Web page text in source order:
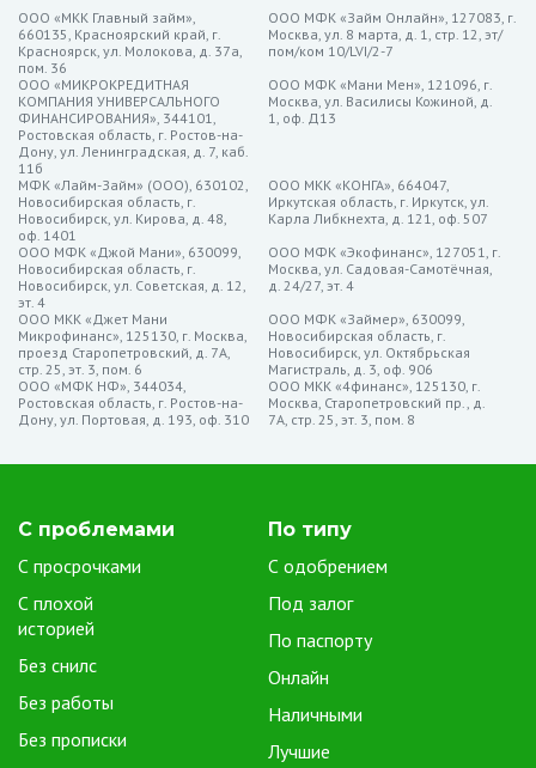
MoneyMan — до 30 000 рублей на срок до 21 дня, ставка от
0%
от 0%
Особенности займов на
кошелёк в Бердске
Моментальный доступ к средствам. Одним из ключевых
преимуществ микрозаймов на Qiwi является мгновенный доступ
к средствам. Сразу после одобрения заявки, необходимая
сумма переводится на Qiwi-кошелек заемщика.
Простота оформления через мобильное приложение.
Многие микрофинансовые организации предоставляют
возможность подачи заявки и получения микрозайма через
мобильное приложение, что делает процесс максимально
удобным.
Qiwi не требуется наличие банковской карты, что является
электронные кошельки.
Гибкость использования средств. Полученные на Qiwi-
кошелек средства можно легко использовать для онлайн-
платежей, оплаты услуг, покупок, а также для переводов другим
пользователям.
Безопасность электронных транзакций. Надежные
микрофинансовые компании обеспечивают высокий уровень
ООО «МКК Главный займ»,
660135, Красноярский край, г.
Красноярск, ул. Молокова, д. 37а,
пом. 36
ООО МФК «Займ Онлайн», 127083, г.
Москва, ул. 8 марта, д. 1, стр. 12, эт/
пом/ком 10/LVI/2-7
ООО «МИКРОКРЕДИТНАЯ
КОМПАНИЯ УНИВЕРСАЛЬНОГО
ФИНАНСИРОВАНИЯ», 344101,
Ростовская область, г. Ростов-на-
Дону, ул. Ленинградская, д. 7, каб.
11б
ООО МФК «Мани Мен», 121096, г.
Москва, ул. Василисы Кожиной, д.
1, оф. Д13
МФК «Лайм-Займ» (ООО), 630102,
Новосибирская область, г.
Новосибирск, ул. Кирова, д. 48,
оф. 1401
ООО МКК «КОНГА», 664047,
Иркутская область, г. Иркутск, ул.
Карла Либкнехта, д. 121, оф. 507
ООО МФК «Джой Мани», 630099,
Новосибирская область, г.
Новосибирск, ул. Советская, д. 12,
эт. 4
ООО МФК «Экофинанс», 127051, г.
Москва, ул. Садовая-Самотёчная,
д. 24/27, эт. 4
ООО МКК «Джет Мани
Микрофинанс», 125130, г. Москва,
проезд Старопетровский, д. 7А,
стр. 25, эт. 3, пом. 6
ООО МФК «Займер», 630099,
Новосибирская область, г.
Новосибирск, ул. Октябрьская
Магистраль, д. 3, оф. 906
ООО «МФК НФ», 344034,
Ростовская область, г. Ростов-на-
Дону, ул. Портовая, д. 193, оф. 310
ООО МКК «4финанс», 125130, г.
Москва, Старопетровский пр., д.
7А, стр. 25, эт. 3, пом. 8
С проблемами
С просрочками
С плохой
историей
Без снилс
Без работы
Без прописки
По типу
С одобрением
Под залог
По паспорту
Онлайн
Наличными
Лучшие